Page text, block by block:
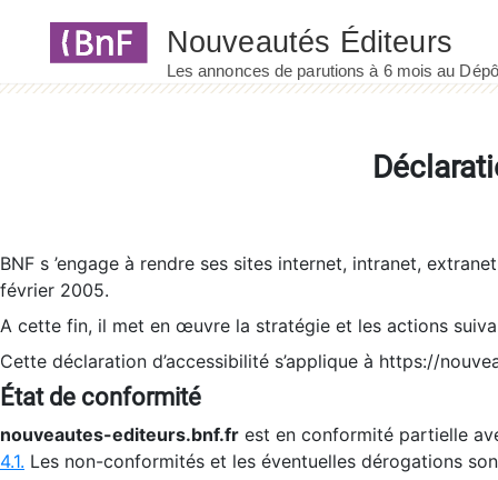
BNF s ’engage à rendre ses sites internet, intranet,
février 2005.
A cette fin, il met en œuvre la stratégie et les actions
Cette déclaration d’accessibilité s’applique à https://
État de conformité
nouveautes-editeurs.bnf.fr est en conformité partielle
4.1. Les non-conformités et les éventuelles dérogations